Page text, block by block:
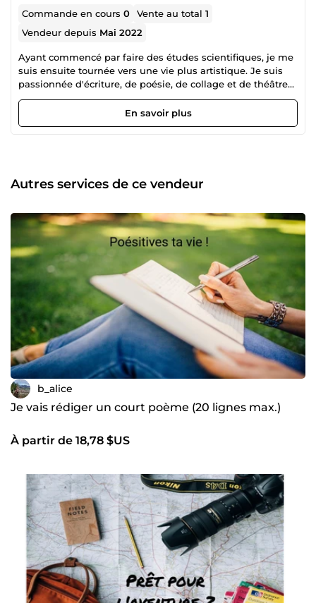
Commande en cours0 Vente au total1
Vendeur depuis Mai 2022
Ayant commencé par faire des études scientifiques, je me
suis ensuite tournée vers une vie plus artistique. Je suis
passionnée d'écriture, de poésie, de collage et de théâtre
d'improvisation. Je suis également toujours ravie de me
confronter à de nouvelles expériences. Et, pour finir, j'ai à
coeur de transmettre mon savoir afin de vous en faire
En savoir plus
Autres services de ce vendeur
b_alice
Je vais rédiger un court poème (20 lignes max.)
À partir de 18,78 $US